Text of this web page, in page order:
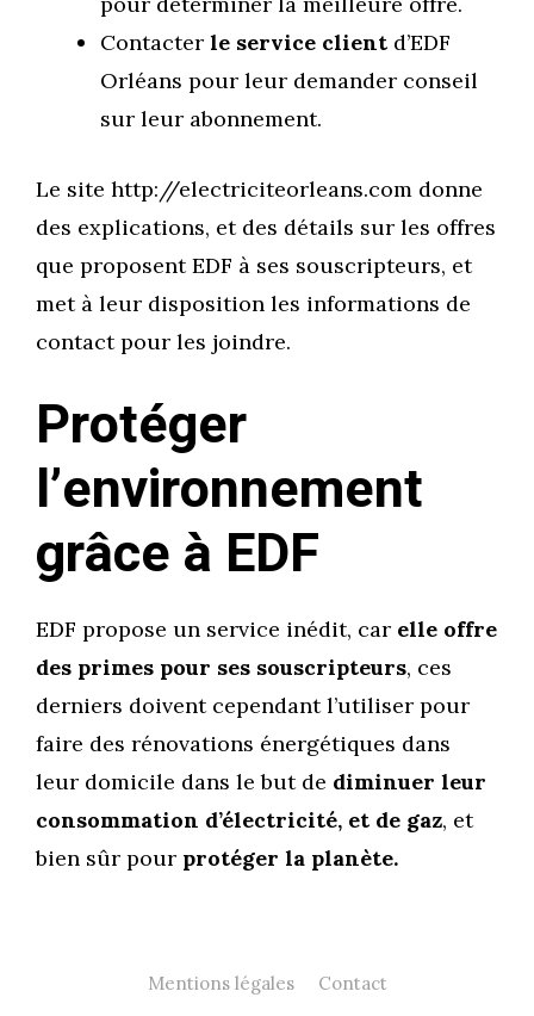
Contacter le service client d’EDF
Orléans pour leur demander conseil
sur leur abonnement.
Le site http://electriciteorleans.com donne
des explications, et des détails sur les offres
que proposent EDF à ses souscripteurs, et
met à leur disposition les informations de
contact pour les joindre.
Protéger
l’environnement
grâce à EDF
EDF propose un service inédit, car elle offre
des primes pour ses souscripteurs, ces
derniers doivent cependant l’utiliser pour
faire des rénovations énergétiques dans
leur domicile dans le but de diminuer leur
consommation d’électricité, et de gaz, et
bien sûr pour protéger la planète.
Mentions légales Contact